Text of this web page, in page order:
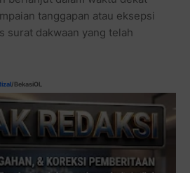
tanggapan atau eksepsi
surat dakwaan yang telah
/BekasiOL